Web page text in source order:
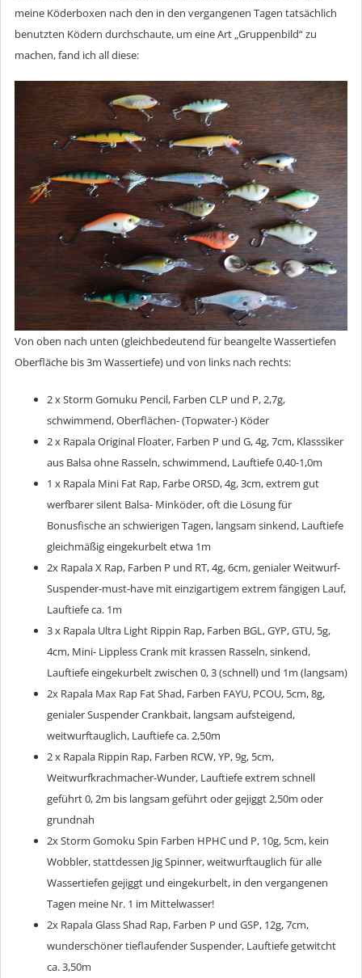
meine Köderboxen nach den in den vergangenen Tagen tatsächlich
benutzten Ködern durchschaute, um eine Art „Gruppenbild“ zu
machen, fand ich all diese:
Von oben nach unten (gleichbedeutend für beangelte Wassertiefen
Oberfläche bis 3m Wassertiefe) und von links nach rechts:
2 x Storm Gomuku Pencil, Farben CLP und P, 2,7g,
schwimmend, Oberflächen- (Topwater-) Köder
2 x Rapala Original Floater, Farben P und G, 4g, 7cm, Klasssiker
aus Balsa ohne Rasseln, schwimmend, Lauftiefe 0,40-1,0m
1 x Rapala Mini Fat Rap, Farbe ORSD, 4g, 3cm, extrem gut
werfbarer silent Balsa- Minköder, oft die Lösung für
Bonusfische an schwierigen Tagen, langsam sinkend, Lauftiefe
gleichmäßig eingekurbelt etwa 1m
2x Rapala X Rap, Farben P und RT, 4g, 6cm, genialer Weitwurf-
Suspender-must-have mit einzigartigem extrem fängigen Lauf,
Lauftiefe ca. 1m
3 x Rapala Ultra Light Rippin Rap, Farben BGL, GYP, GTU, 5g,
4cm, Mini- Lippless Crank mit krassen Rasseln, sinkend,
Lauftiefe eingekurbelt zwischen 0, 3 (schnell) und 1m (langsam)
2x Rapala Max Rap Fat Shad, Farben FAYU, PCOU, 5cm, 8g,
genialer Suspender Crankbait, langsam aufsteigend,
weitwurftauglich, Lauftiefe ca. 2,50m
2 x Rapala Rippin Rap, Farben RCW, YP, 9g, 5cm,
Weitwurfkrachmacher-Wunder, Lauftiefe extrem schnell
geführt 0, 2m bis langsam geführt oder gejiggt 2,50m oder
grundnah
2x Storm Gomoku Spin Farben HPHC und P, 10g, 5cm, kein
Wobbler, stattdessen Jig Spinner, weitwurftauglich für alle
Wassertiefen gejiggt und eingekurbelt, in den vergangenen
Tagen meine Nr. 1 im Mittelwasser!
2x Rapala Glass Shad Rap, Farben P und GSP, 12g, 7cm,
wunderschöner tieflaufender Suspender, Lauftiefe getwitcht
ca. 3,50m